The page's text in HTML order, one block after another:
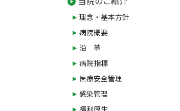
理念・基本方針
病院概要
沿 革
病院指標
医療安全管理
感染管理
福利厚生